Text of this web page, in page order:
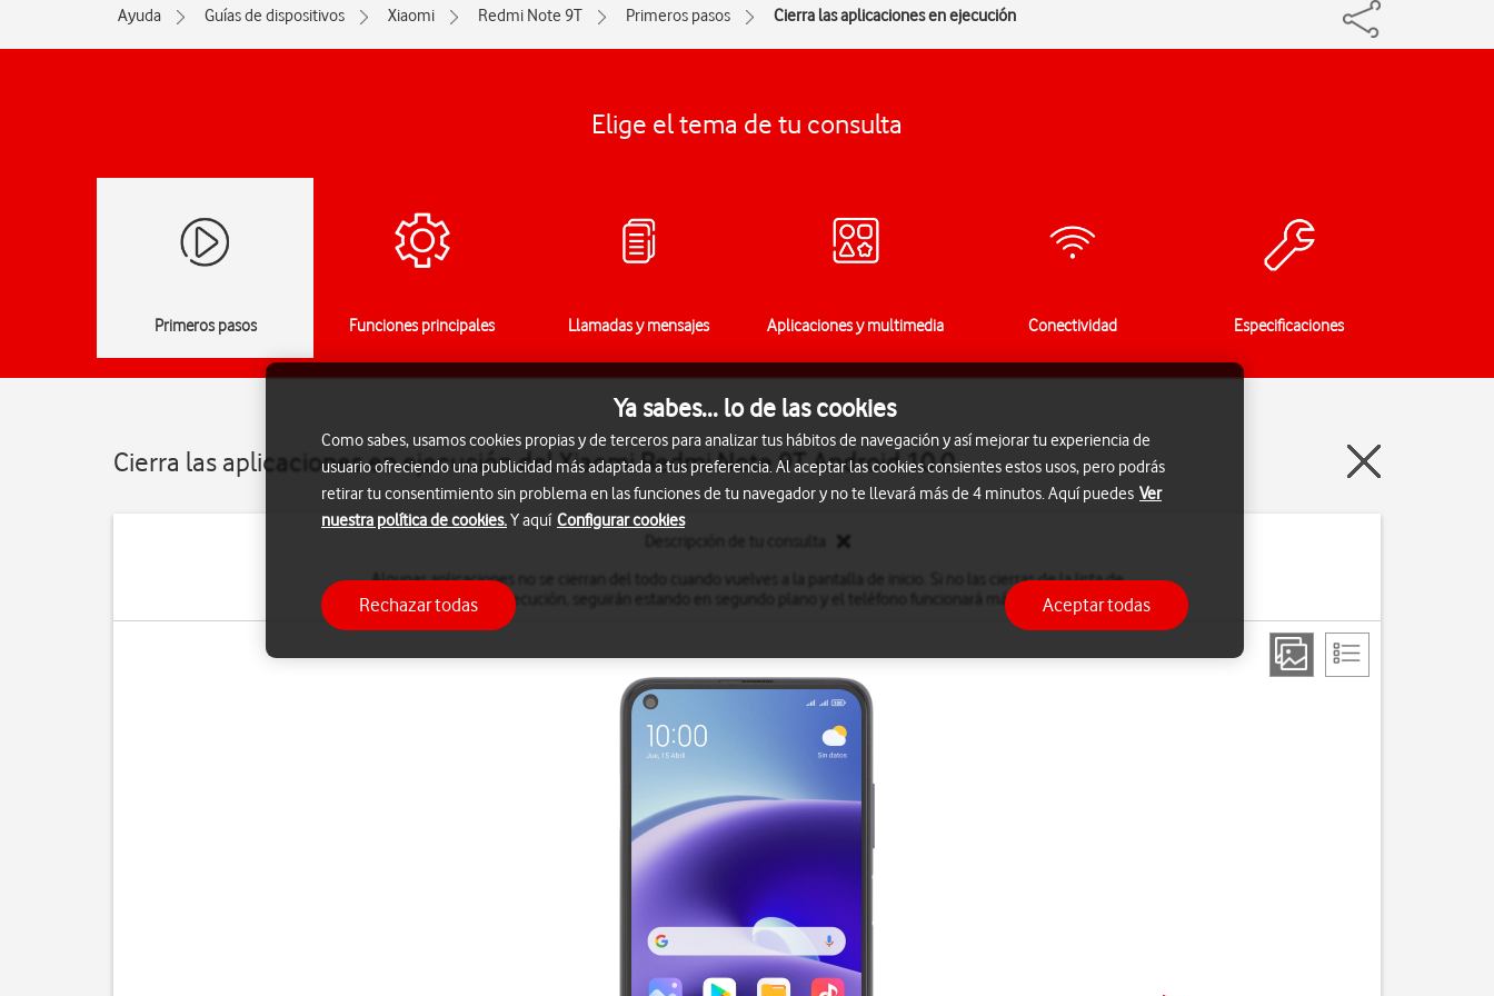
Ayuda Guías de dispositivos Xiaomi Redmi Note 9T Primeros pasos Cierra las aplicaciones en ejecución
Elige el tema de tu consulta
Primeros pasos Funciones principales Llamadas y mensajes Aplicaciones y multimedia Conectividad Especificaciones
Cierra las aplicaciones en ejecución del Xiaomi Redmi Note 9T Android 10.0
Algunas aplicaciones no se cierran del todo cuando vuelves a la pantalla de inicio. Si no las cierras de la lista de
aplicaciones en ejecución, seguirán estando en segundo plano y el teléfono funcionará más lentamente.
Ya sabes... lo de las cookies
Como sabes, usamos cookies propias y de terceros para analizar tus hábitos de navegación y así mejorar tu experiencia de
usuario ofreciendo una publicidad más adaptada a tus preferencia. Al aceptar las cookies consientes estos usos, pero podrás
retirar tu consentimiento sin problema en las funciones de tu navegador y no te llevará más de 4 minutos. Aquí puedes Ver
nuestra política de cookies.Y aquí Configurar cookies
Rechazar todas Aceptar todas